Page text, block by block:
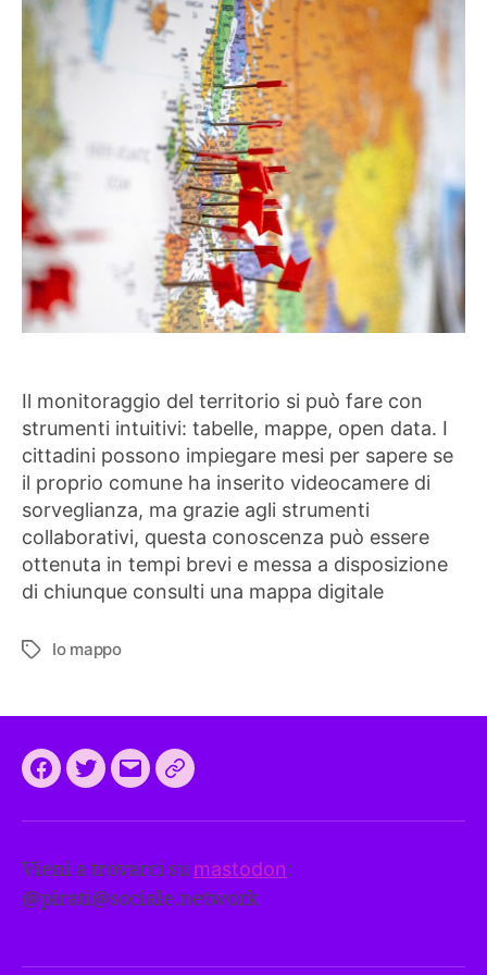
Il monitoraggio del territorio si può fare con
strumenti intuitivi: tabelle, mappe, open data. I
cittadini possono impiegare mesi per sapere se
il proprio comune ha inserito videocamere di
sorveglianza, ma grazie agli strumenti
collaborativi, questa conoscenza può essere
ottenuta in tempi brevi e messa a disposizione
di chiunque consulti una mappa digitale
Tag Io mappo
Facebook
TwitterEmailCEEP
programma
comune
Vieni a trovarci su mastodon:
@pirati@sociale.network